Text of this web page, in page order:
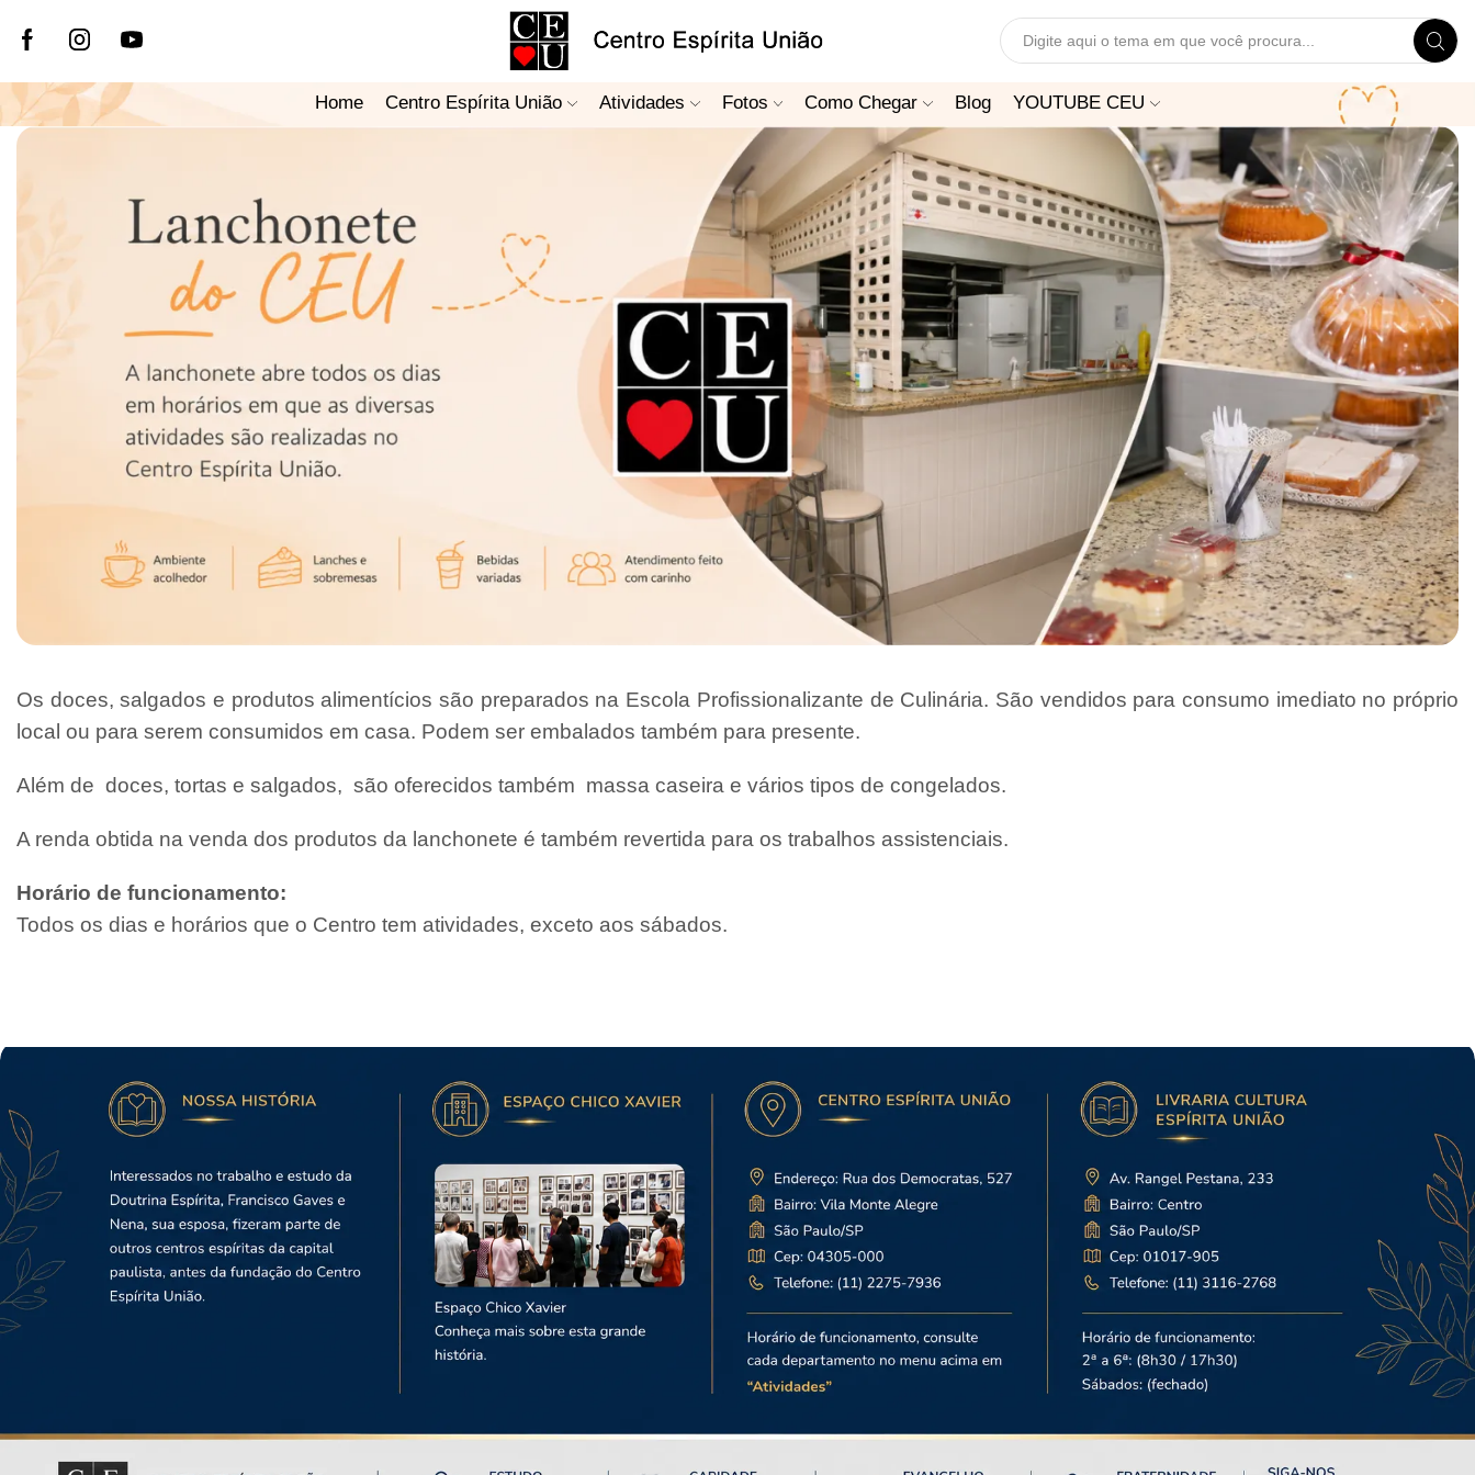
Search
Home Centro Espírita União Atividades Fotos Como Chegar Blog YOUTUBE CEU
Os doces, salgados e produtos alimentícios são preparados na Escola Profissionalizante de Culinária. São vendidos para consumo imediato no próprio
local ou para serem consumidos em casa. Podem ser embalados também para presente.
Além de doces, tortas e salgados, são oferecidos também massa caseira e vários tipos de congelados.
A renda obtida na venda dos produtos da lanchonete é também revertida para os trabalhos assistenciais.
Horário de funcionamento:
Todos os dias e horários que o Centro tem atividades, exceto aos sábados.